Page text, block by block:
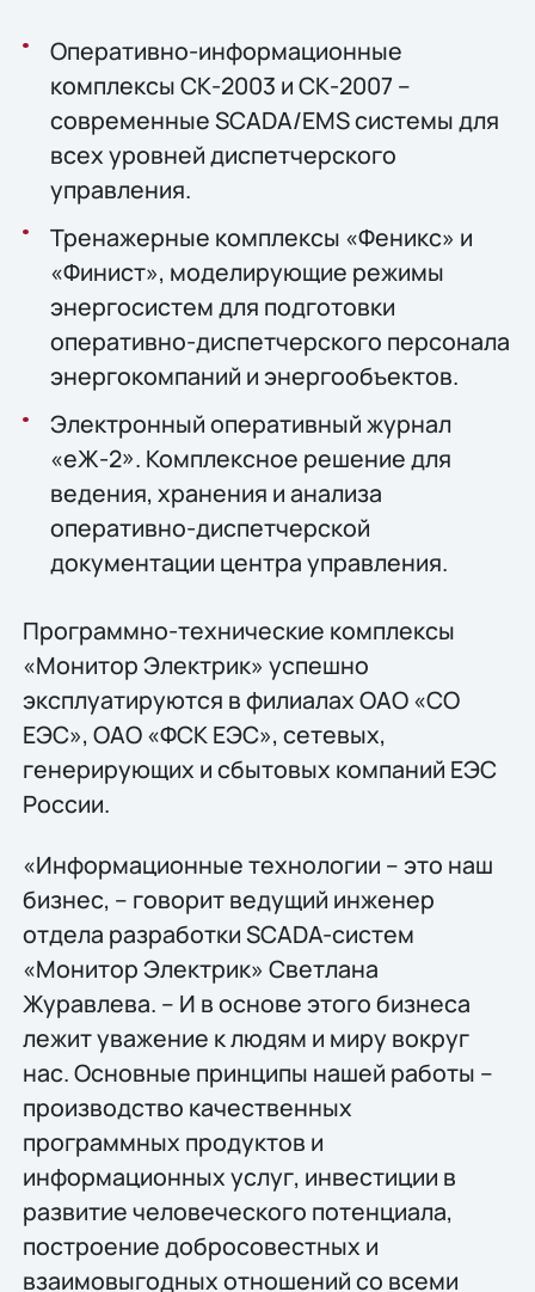
Оперативно-информационные
комплексы СК-2003 и СК-2007 –
современные SCADA/EMS системы для
всех уровней диспетчерского
управления.
Тренажерные комплексы «Феникс» и
«Финист», моделирующие режимы
энергосистем для подготовки
оперативно-диспетчерского персонала
энергокомпаний и энергообъектов.
Электронный оперативный журнал
«еЖ-2». Комплексное решение для
ведения, хранения и анализа
оперативно-диспетчерской
документации центра управления.
Программно-технические комплексы
«Монитор Электрик» успешно
эксплуатируются в филиалах ОАО «СО
ЕЭС», ОАО «ФСК ЕЭС», сетевых,
генерирующих и сбытовых компаний ЕЭС
России.
«Информационные технологии – это наш
бизнес, – говорит ведущий инженер
отдела разработки SCADA-систем
«Монитор Электрик» Светлана
Журавлева. – И в основе этого бизнеса
лежит уважение к людям и миру вокруг
нас. Основные принципы нашей работы –
производство качественных
программных продуктов и
информационных услуг, инвестиции в
развитие человеческого потенциала,
построение добросовестных и
взаимовыгодных отношений со всеми